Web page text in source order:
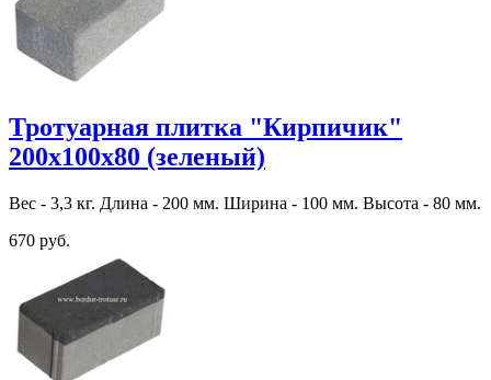
Тротуарная плитка "Кирпичик"
200х100х80 (зеленый)
Вес - 3,3 кг. Длина - 200 мм. Ширина - 100 мм. Высота - 80 мм.
670 руб.